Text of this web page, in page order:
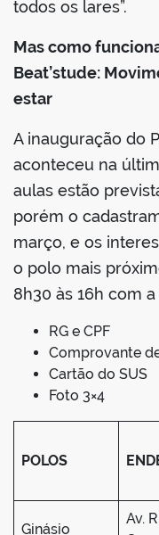
todos os lares”.
Mas como
Beat’stude:
estar
A inauguração do
aconteceu na
aulas estão
porém o
março, e os
o polo mais
8h30 às 16h com
RG e CPF
Comprovante
Cartão do SUS
Foto 3×4
POLOS
Ginásio
Av.